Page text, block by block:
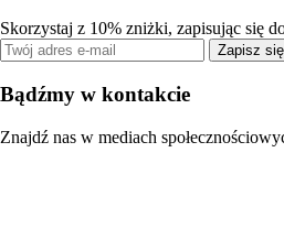
Skorzystaj z 10% zniżki, zapisując się
Zapisz się
Bądźmy w kontakcie
Znajdź nas w mediach